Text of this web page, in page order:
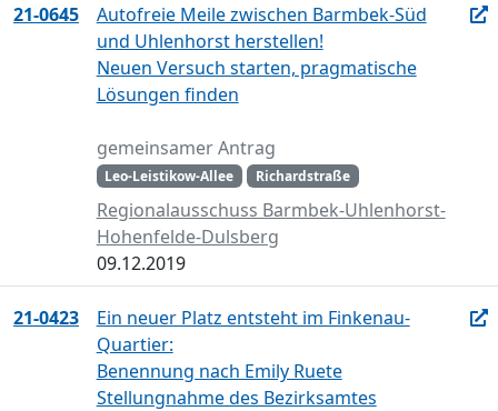
21-0645
Autofreie Meile zwischen Barmbek-Süd
und Uhlenhorst herstellen!
Neuen Versuch starten, pragmatische
Lösungen finden
gemeinsamer Antrag
Leo-Leistikow-Allee Richardstraße
Regionalausschuss Barmbek-Uhlenhorst-
Hohenfelde-Dulsberg
09.12.2019
21-0423
Ein neuer Platz entsteht im Finkenau-
Quartier:
Benennung nach Emily Ruete
Stellungnahme des Bezirksamtes